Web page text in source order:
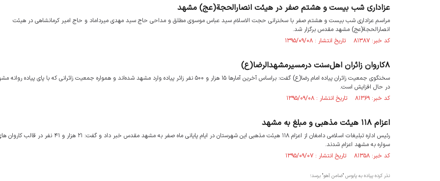
عزاداری شب بیست و هشتم صفر در هیئت انصارالحجة(عج) مشهد
مراسم عزاداری شب بیست و هشتم صفر با سخنرانی حجت الاسلام سید عباس موسوی مطلق و مداحی حاج سید مهدی میرداماد و حاج امیر کرمانشاهی در هیئت
انصارالحجة(عج) مشهد مقدس برگزار شد.
کد خبر: ۸۱۳۸۷ تاریخ انتشار : ۱۳۹۵/۰۹/۰۸
۸کاروان زائران اهل‌سنت درمسیرمشهدالرضا(ع)
سخنگوی جمعیت زائران پیاده امام رضا(ع) گفت: براساس آخرین آمارها ۱۵ هزار و ۵۰۰ نفر زائر پیاده وارد مشهد شده‌اند و همواره جمعیت زائرانی که با پای
در حال افزایش است.
کد خبر: ۸۱۳۶۹ تاریخ انتشار : ۱۳۹۵/۰۹/۰۸
اعزام ۱۱۸ هیئت مذهبی و مبلغ به مشهد
رئیس اداره تبلیغات اسلامی دامغان از اعزام ۱۱۸ هیئت مذهبی این شهرستان در ایام پایانی ماه صفر به مشهد مقدس خبر داد
سواره به مشهد اعزام شدند.
کد خبر: ۸۱۳۵۸ تاریخ انتشار : ۱۳۹۵/۰۹/۰۷
نذر کرده پیاده به پابوس "ضامن آهو" برسد؛